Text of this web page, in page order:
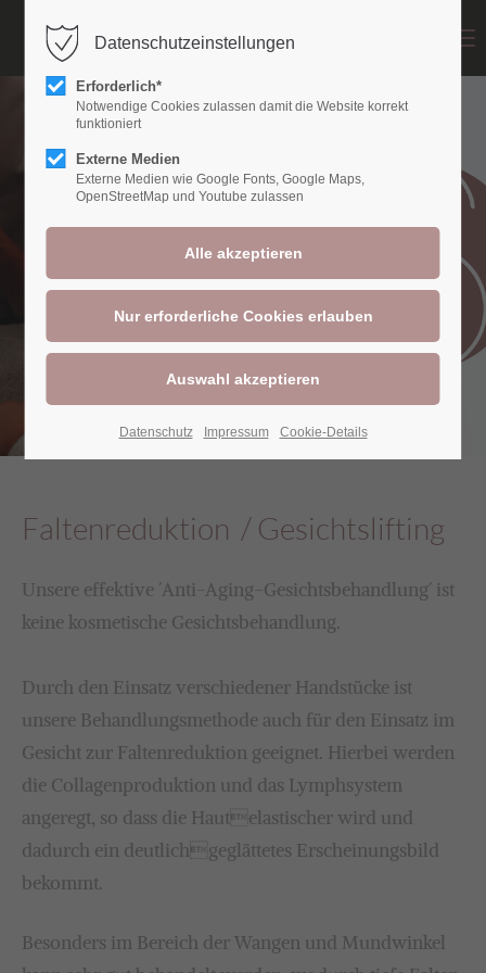
Login
Benutzername
Anmelden
Lost your password?
Support
24h/ 365days
Mon - Fri 8:00am - 5:00pm(GMT +1)
Get in touch
Cybersteel Inc.
Faltenreduktion / Gesichtslifting
Unsere effektive ´Anti-Aging-Gesichtsbehandlung´ ist
keine kosmetische Gesichtsbehandlung.
Durch den Einsatz verschiedener Handstücke ist
unsere Behandlungsmethode auch für den Einsatz im
Gesicht zur Faltenreduktion geeignet. Hierbei werden
die Collagenproduktion und das Lymphsystem
angeregt, so dass die Hautelastischer wird und
dadurch ein deutlichgeglättetes Erscheinungsbild
bekommt.
Besonders im Bereich der Wangen und Mundwinkel
Datenschutzeinstellungen
Erforderlich*
Notwendige Cookies zulassen damit die Website korrekt
funktioniert
Externe Medien
Externe Medien wie Google Fonts, Google Maps,
OpenStreetMap und Youtube zulassen
Datenschutz Impressum Cookie-Details